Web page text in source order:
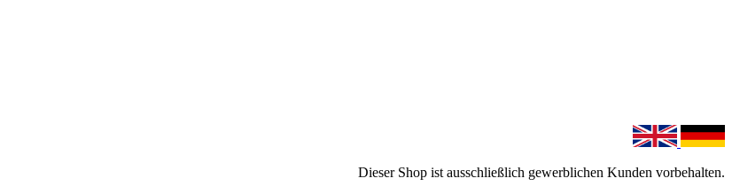
Dieser Shop ist ausschließlich gewerblichen Kunden vorbehalten.